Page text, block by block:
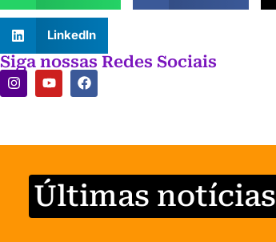
LinkedIn
Siga nossas Redes Sociais
Últimas notícias